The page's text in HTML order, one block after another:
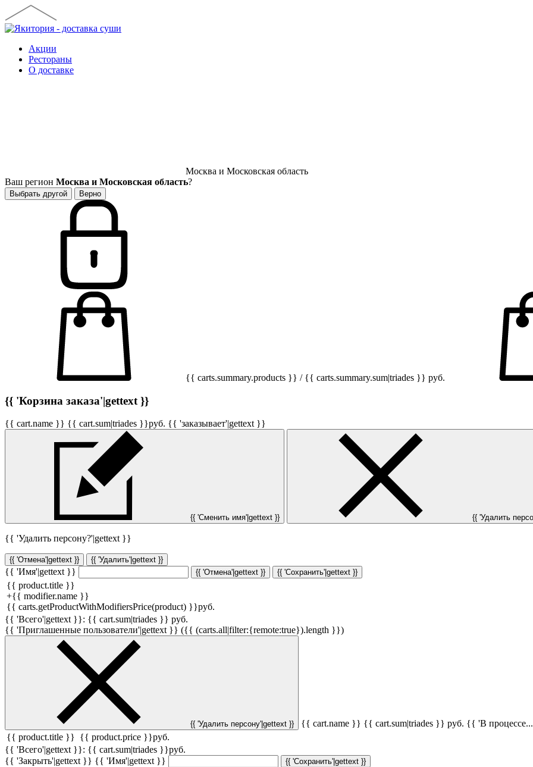
Акции
Рестораны
О доставке
Москва и Московская область
Ваш регион Москва и Московская область?
Выбрать другой Верно
{{ carts.summary.products }} / {{ carts.summary.sum|triades }} руб.
{{ 'Корзина заказа'|gettext }}
{{ cart.name }} {{ cart.sum|triades }}руб. {{ 'заказывает'|gettext }}
{{ 'Сменить имя'|gettext }} {{ 'Удалить
{{ 'Удалить персону?'|gettext }}
{{ 'Отмена'|gettext }} {{ 'Удалить'|gettext }}
{{ 'Имя'|gettext }} {{ 'Отмена'|gettext }} {{ 'Сохранить'|gettext }}
{{ product.title }}
+{{ modifier.name }}
{{ carts.getProductWithModifiersPrice(product) }}руб.
{{ 'Всего'|gettext }}: {{ cart.sum|triades }} руб.
{{ 'Приглашенные пользователи'|gettext }} ({{ (carts.all|filter:{remote:true}).length }})
{{ 'Удалить персону'|gettext }} {{ cart.name }} {{ cart.sum|triades }} руб. {{ 'В
{{ product.title }} {{ product.price }}руб.
{{ 'Всего'|gettext }}: {{ cart.sum|triades }}руб.
{{ 'Закрыть'|gettext }} {{ 'Имя'|gettext }} {{ 'Сохранить'|gettext }}